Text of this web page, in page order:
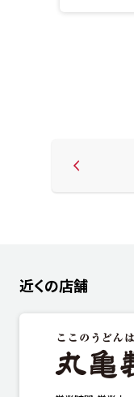
近くの店舗